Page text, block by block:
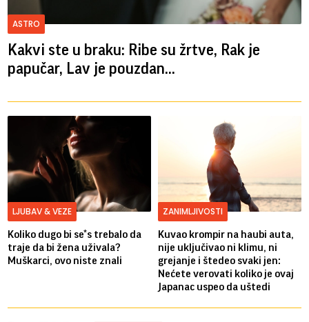
ASTRO
Kakvi ste u braku: Ribe su žrtve, Rak je
papučar, Lav je pouzdan...
LJUBAV & VEZE
Koliko dugo bi se*s trebalo da
traje da bi žena uživala?
Muškarci, ovo niste znali
ZANIMLJIVOSTI
Kuvao krompir na haubi auta,
nije uključivao ni klimu, ni
grejanje i štedeo svaki jen:
Nećete verovati koliko je ovaj
Japanac uspeo da uštedi